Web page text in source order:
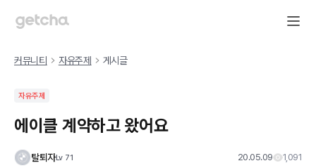
커뮤니티 자유주제 게시글
자유주제
에이클 계약하고 왔어요
탈퇴자Lv 71 20.05.09 1,091